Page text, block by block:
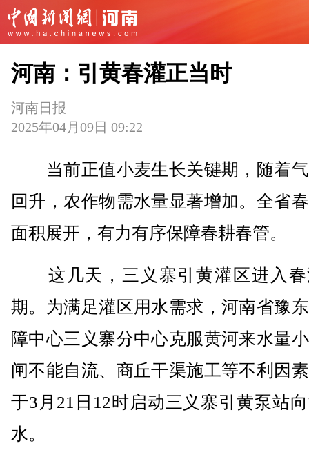
河南：引黄春灌正当时
河南日报
2025年04月09日 09:22
当前正值小麦生长关键期，随着
回升，农作物需水量显著增加。全省
面积展开，有力有序保障春耕春管。
这几天，三义寨引黄灌区进入春
期。为满足灌区用水需求，河南省豫
障中心三义寨分中心克服黄河来水量
闸不能自流、商丘干渠施工等不利因
于3月21日12时启动三义寨引黄泵站
水。